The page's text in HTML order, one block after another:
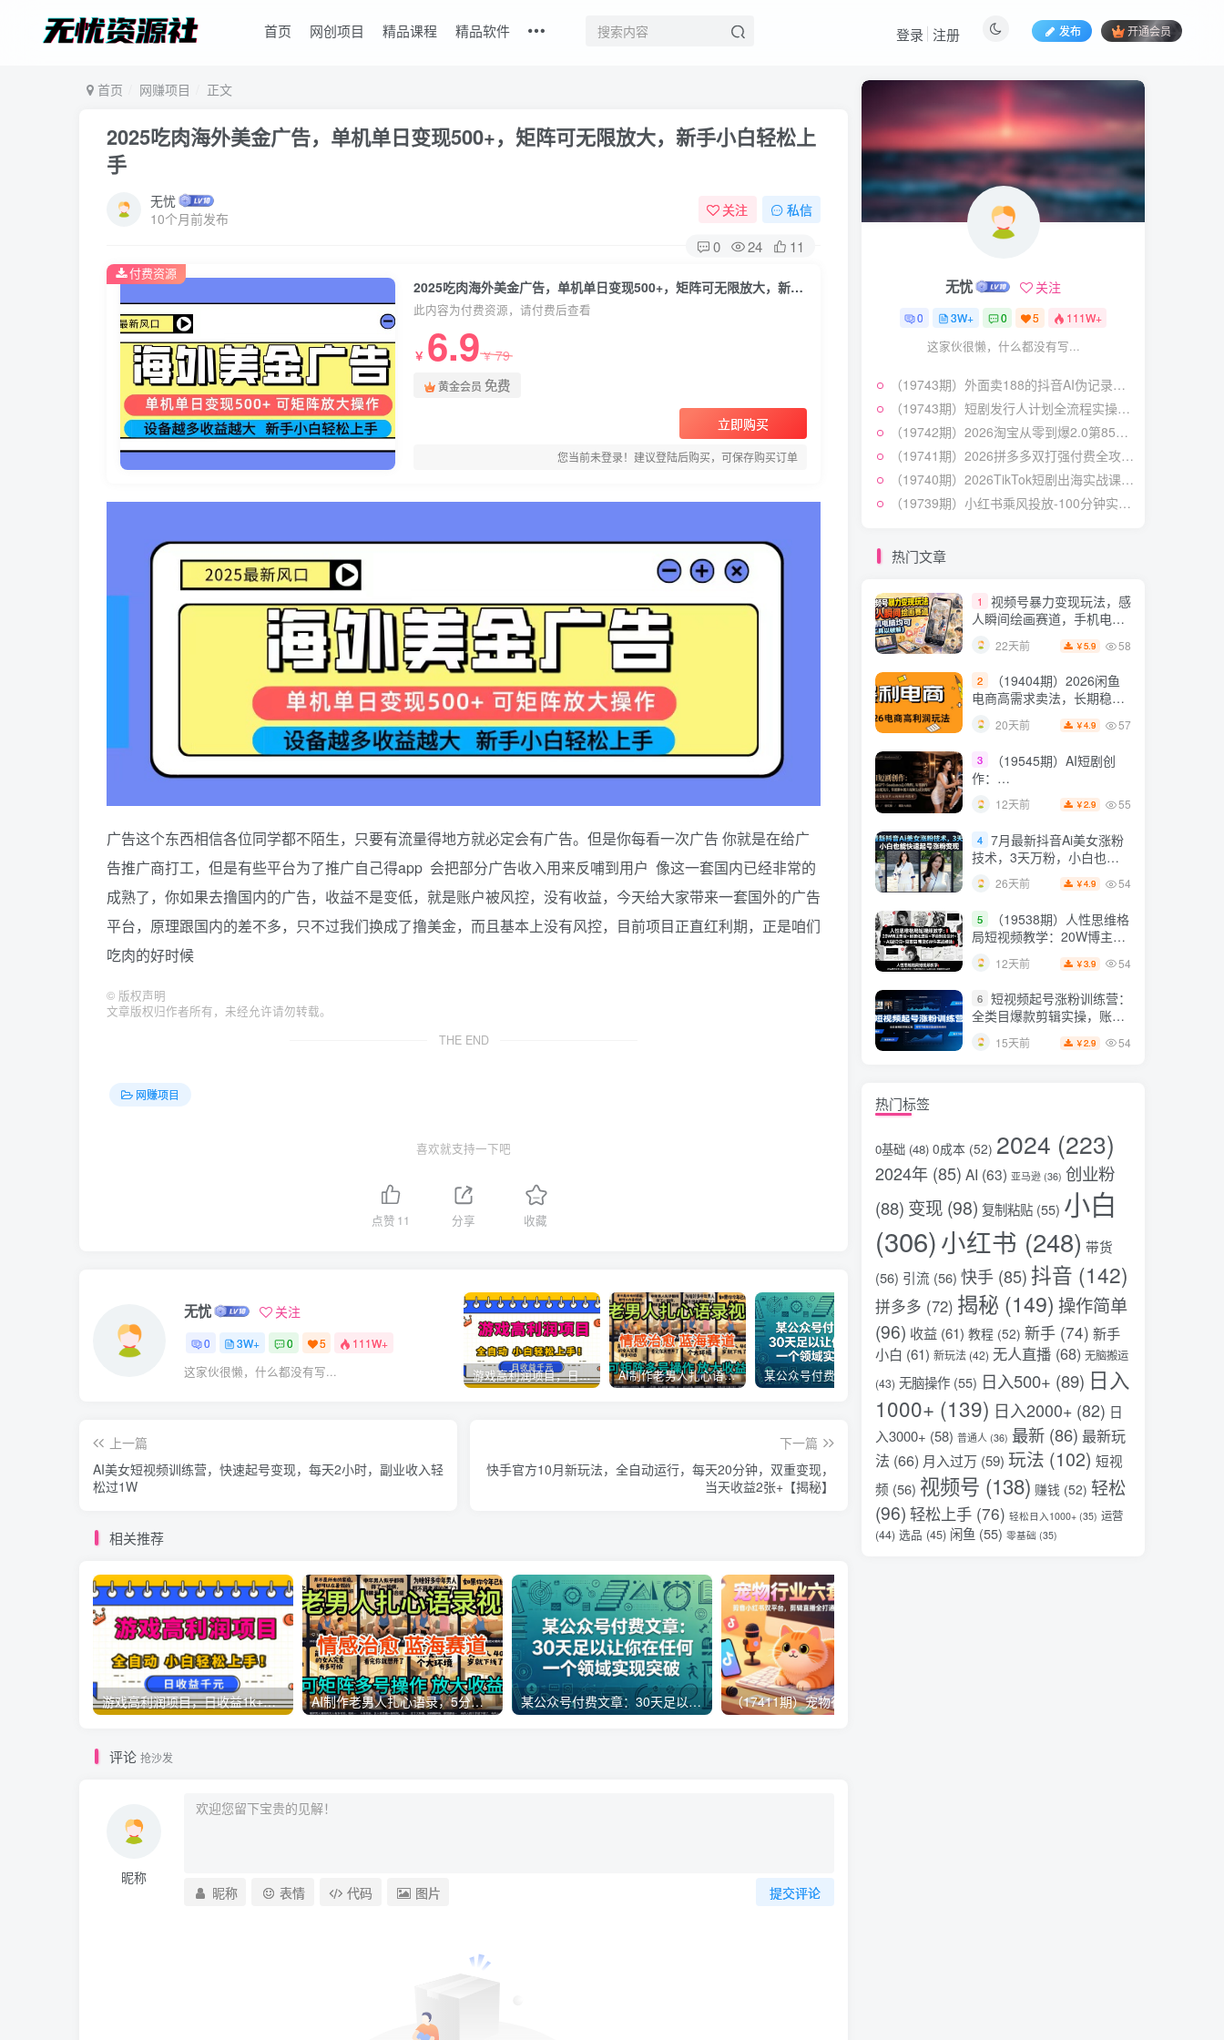
首页 网创项目 精品课程 精品软件 发布 开通会员
登录 注册
首页 网赚项目 正文
2025吃肉海外美金广告，单机单日变现500+，矩阵可无限放大，新手小白轻松上
手
无忧
10个月前发布
关注 私信
0 24 11
2025吃肉海外美金广告，单机单日变现500+，矩阵可无限放大，新手小白轻松上手
此内容为付费资源，请付费后查看
￥ 6.9￥79
黄金会员 免费
立即购买
您当前未登录！建议登陆后购买，可保存购买订单
付费资源
广告这个东西相信各位同学都不陌生，只要有流量得地方就必定会有广告。但是你每看一次广告 你就是在给广
告推广商打工，但是有些平台为了推广自己得app 会把部分广告收入用来反哺到用户 像这一套国内已经非常的
成熟了，你如果去撸国内的广告，收益不是变低，就是账户被风控，没有收益，今天给大家带来一套国外的广告
平台，原理跟国内的差不多，只不过我们换成了撸美金，而且基本上没有风控，目前项目正直红利期，正是咱们
吃肉的好时候
© 版权声明
文章版权归作者所有，未经允许请勿转载。
THE END
网赚项目
喜欢就支持一下吧
点赞 11 分享 收藏
无忧 关注
0 3W+ 0 5 111W+
这家伙很懒，什么都没有写... 游戏高利润项目，日收益1k+，全自动，无需值守，解放双手，小白轻松上手【揭秘】 AI制作老男人扎心语录，5分钟一条，操作简单，流量非常大，保姆级教程 2026全域投放进阶杭州3月线下课，抖音巨量千川进阶提升，撬动自然流量、连爆短视频、提升ROI
上一篇
AI美女短视频训练营，快速起号变现，每天2小时，副业收入轻
松过1W
下一篇
快手官方10月新玩法，全自动运行，每天20分钟，双重变现，
当天收益2张+【揭秘】
相关推荐
游戏高利润项目，日收益1k+，全自动，无需值守，解放双手，小白轻松上手【揭秘】 AI制作老男人扎心语录，5分钟一条，操作简单，流量非常大，保姆级教程 某公众号付费文章：30天足以让你在任何一个领域实现突破
评论 抢沙发
昵称
提交评论
昵称 表情 代码 图片
视频号暴力变现玩法，感
人瞬间绘画赛道，手机电脑
均可
22天前 ￥5.9 58
（19404期）2026闲鱼
电商高需求卖法，长期稳定
3 （19545期）AI短剧创
作：
ChatGPT+Seedance2.0教
程，从零制作恶毒女配短
全流程
12天前
技术，3天万粉，小白也能
快速起号涨粉变现
26天前 ￥4.9 54
5 （19538期）人性思维格
局短视频教学：20W博主亲
授×标准化流程×字幕封面设
计×AI提示词×橱窗带货6W
12天前 ￥3.9
无忧 关注
0 3W+ 0 5 111W+
这家伙很懒，什么都没有写...
（19743期）外面卖188的抖音AI伪记录片赛道掘金全攻略；从选题到发布十一大环节拆解，零基础也能做出高流量真实感内容
（19743期）短剧发行人计划全流程实操教程；从账号定位到选剧剪辑再到发布技巧，零基础也能快速上手出单
（19742期）2026淘宝从零到爆2.0第85期；主推款五项高权重初始设置，改销量评晒秒单快速破零积累基础权重
（19741期）2026拼多多双打强付费全攻略-62期；成本推广加托管双剑合璧，系统讲解7种付费玩法优劣势与选择策略
（19740期）2026TikTok短剧出海实战课：IAA广告分账×IAP付费变现×账号搭建×平台规则×双轨爆发×回款全流程
（19739期）小红书乘风投放-100分钟实操课｜开户返点·标准投搭建·莱卡定向，新店建模撬动笔记自然流量全套教学
热门文章
1
视频号暴力变现玩法，感
人瞬间绘画赛道，手机电脑
均可
22天前 ￥5.9 58
2
（19404期）2026闲鱼
电商高需求卖法，长期稳定
可做，一单利润300
20天前 ￥4.9 57
3
（19545期）AI短剧创
作：
ChatGPT+Seedance2.0教
程，从零制作恶毒女配短
全流程
12天前 ￥2.9 55
4 7月最新抖音Ai美女涨粉
技术，3天万粉，小白也能
快速起号涨粉变现
26天前 ￥4.9 54
5
（19538期）人性思维格
局短视频教学：20W博主亲
授×标准化流程×字幕封面设
计×AI提示词×橱窗带货6W
12天前 ￥3.9 54
6 短视频起号涨粉训练营：
全类目爆款剪辑实操，账号
节奏规划复盘落地教程
15天前 ￥2.9 54
热门标签
0基础 (48) 0成本 (52) 2024 (223)
2024年 (85) AI (63) 亚马逊 (36) 创业粉
(88) 变现 (98) 复制粘贴 (55) 小白
(306)小红书 (248) 带货
(56) 引流 (56) 快手 (85) 抖音 (142)
拼多多 (72) 揭秘 (149) 操作简单
(96) 收益 (61) 教程 (52) 新手 (74) 新手
小白 (61) 新玩法 (42) 无人直播 (68) 无脑搬运
(43) 无脑操作 (55) 日入500+ (89) 日入
1000+ (139) 日入2000+ (82) 日
入3000+ (58) 普通人 (36) 最新 (86) 最新玩
法 (66) 月入过万 (59) 玩法 (102) 短视
频 (56) 视频号 (138) 赚钱 (52) 轻松
(96) 轻松上手 (76) 轻松日入1000+ (35) 运营
(44) 选品 (45) 闲鱼 (55) 零基础 (35)